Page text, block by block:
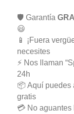
🛡️ Garantía
😃
📱 ¡Fuera
necesites
⚡ Nos llaman
24h
📦 Aquí puedes
gratis
💳 No aguantes